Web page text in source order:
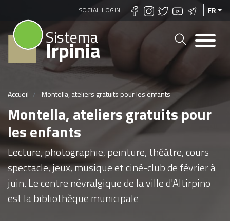
Aller
au
SOCIAL LOGIN FR
Sistema
Irpinia
Accueil Montella, ateliers gratuits pour les enfants
Montella, ateliers gratuits pour
les enfants
Lecture, photographie, peinture, théâtre, cours
spectacle, jeux, musique et ciné-club de février à
juin. Le centre névralgique de la ville d'Altirpino
est la bibliothèque municipale